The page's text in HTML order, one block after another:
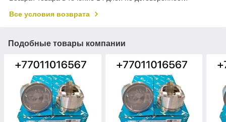
Все условия возврата
Подобные товары компании